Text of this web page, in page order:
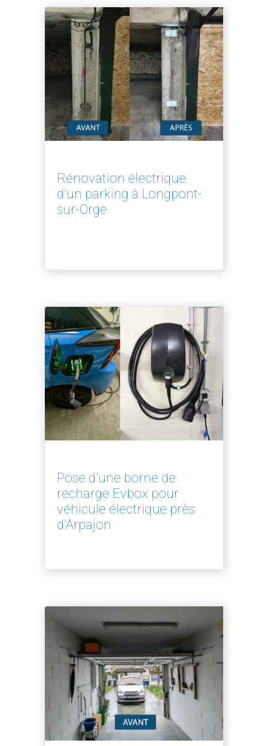
Rénovation électrique
d’un parking à Longpont-
sur-Orge
Pose d’une borne de
recharge Evbox pour
véhicule électrique près
d’Arpajon